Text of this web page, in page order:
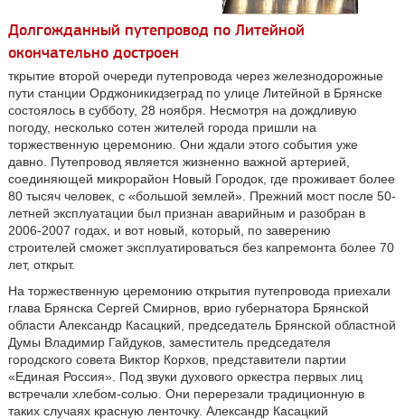
Долгожданный путепровод по Литейной
окончательно достроен
ткрытие второй очереди путепровода через железнодорожные
пути станции Орджоникидзеград по улице Литейной в Брянске
состоялось в субботу, 28 ноября. Несмотря на дождливую
погоду, несколько сотен жителей города пришли на
торжественную церемонию. Они ждали этого события уже
давно. Путепровод является жизненно важной артерией,
соединяющей микрорайон Новый Городок, где проживает более
80 тысяч человек, с «большой землей». Прежний мост после 50-
летней эксплуатации был признан аварийным и разобран в
2006-2007 годах, и вот новый, который, по заверению
строителей сможет эксплуатироваться без капремонта более 70
лет, открыт.
На торжественную церемонию открытия путепровода приехали
глава Брянска Сергей Смирнов, врио губернатора Брянской
области Александр Касацкий, председатель Брянской областной
Думы Владимир Гайдуков, заместитель председателя
городского совета Виктор Корхов, представители партии
«Единая Россия». Под звуки духового оркестра первых лиц
встречали хлебом-солью. Они перерезали традиционную в
таких случаях красную ленточку. Александр Касацкий